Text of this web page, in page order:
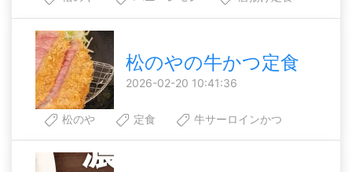
松のやの牛かつ定食
2026-02-20 10:41:36
松のや 定食 牛サーロインかつ